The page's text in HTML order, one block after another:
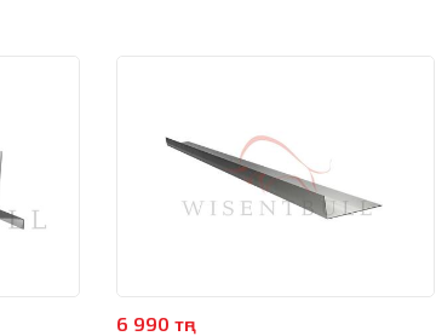
6 990 тңг